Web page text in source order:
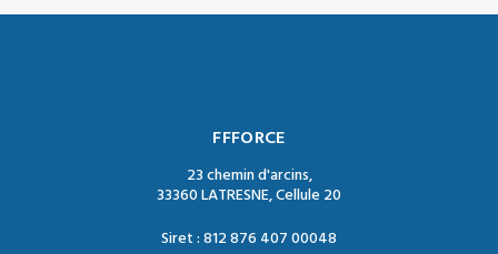
FFFORCE
23 chemin d'arcins,
33360 LATRESNE, Cellule 20
Siret : 812 876 407 00048